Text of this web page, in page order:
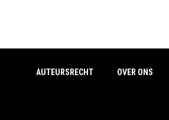
AUTEURSRECHT OVER ONS